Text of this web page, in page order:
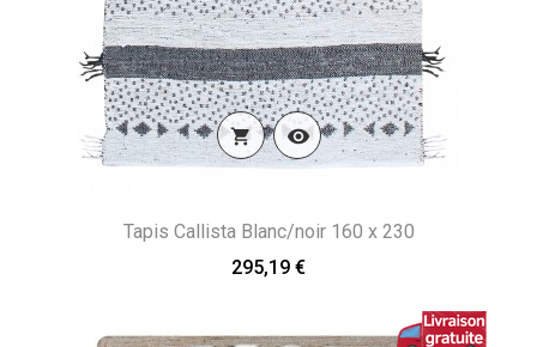
 
Tapis Callista Blanc/noir 160 x 230
295,19 €